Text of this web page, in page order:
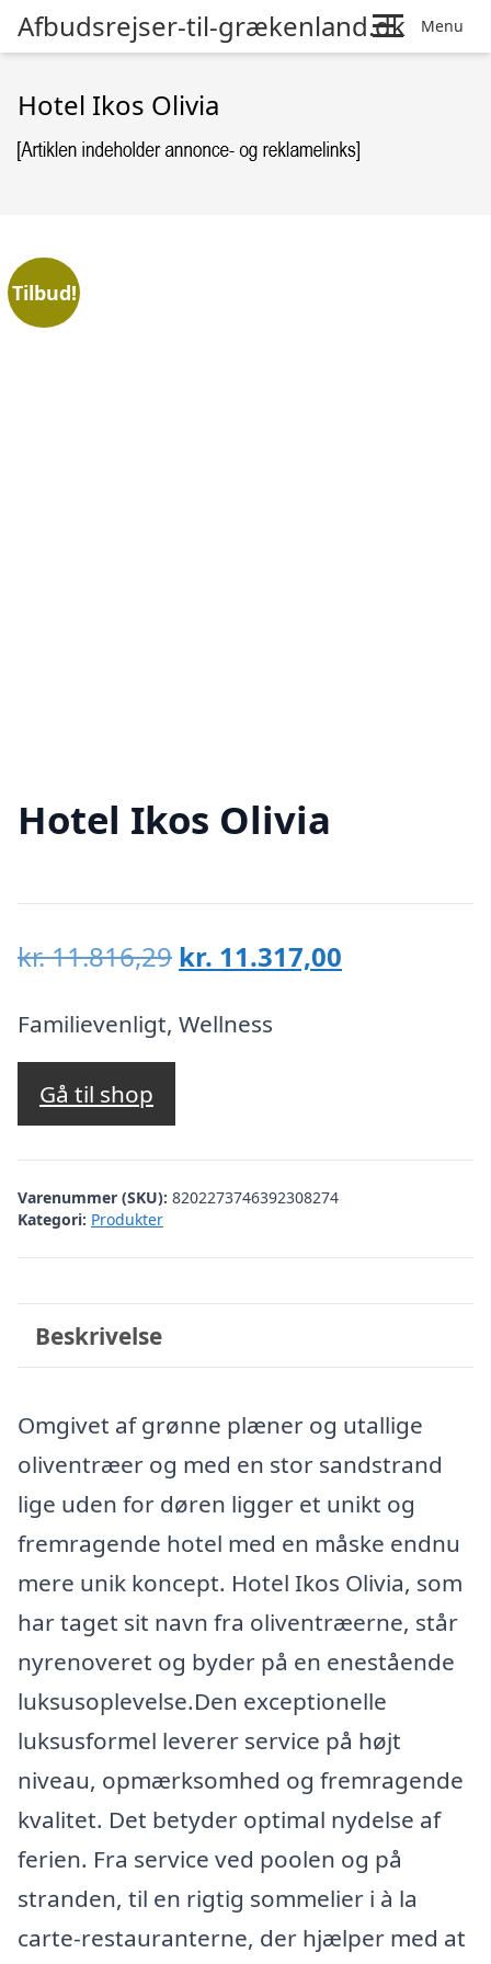
Afbudsrejser-til-grækenland.dk Menu
Hotel Ikos Olivia
Tilbud!
Hotel Ikos Olivia
kr.11.816,29 Den
pris
kr. 11.317,00
Familievenligt, Wellness
Gå til shop
Varenummer (SKU): 8202273746392308274
Kategori: Produkter
Beskrivelse
Omgivet af grønne plæner og utallige
oliventræer og med en stor sandstrand
lige uden for døren ligger et unikt og
fremragende hotel med en måske endnu
mere unik koncept. Hotel Ikos Olivia, som
har taget sit navn fra oliventræerne, står
nyrenoveret og byder på en enestående
luksusoplevelse.Den exceptionelle
luksusformel leverer service på højt
niveau, opmærksomhed og fremragende
kvalitet. Det betyder optimal nydelse af
ferien. Fra service ved poolen og på
stranden, til en rigtig sommelier i à la
carte-restauranterne, der hjælper med at